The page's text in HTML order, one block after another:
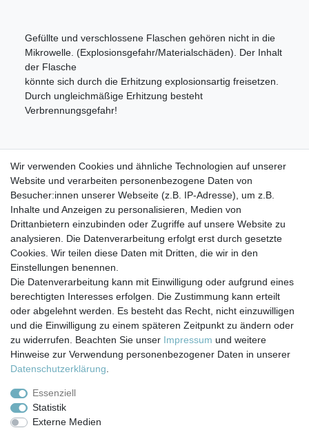
Gefüllte und verschlossene Flaschen gehören nicht in die
Mikrowelle. (Explosionsgefahr/Materialschäden). Der Inhalt
der Flasche
könnte sich durch die Erhitzung explosionsartig freisetzen.
Durch ungleichmäßige Erhitzung besteht
Verbrennungsgefahr!
Flaschen nicht isoliert sind. Die Flaschen selbst halten
höhere Temperaturen
aus, allerdings besteht bei heißen Getränken
Verbrennungsgefahr.
Impressum Daten­schutz­erklärung AGB
Barrierefreiheitserklärung Widerrufs­recht
Versand- & Zahlungsbedingungen
Wir verwenden Cookies und ähnliche Technologien auf unserer
Website und verarbeiten personenbezogene Daten von
Besucher:innen unserer Webseite (z.B. IP-Adresse), um z.B.
Inhalte und Anzeigen zu personalisieren, Medien von
Drittanbietern einzubinden oder Zugriffe auf unsere Website zu
analysieren. Die Datenverarbeitung erfolgt erst durch gesetzte
Cookies. Wir teilen diese Daten mit Dritten, die wir in den
Einstellungen benennen.
Die Datenverarbeitung kann mit Einwilligung oder aufgrund eines
berechtigten Interesses erfolgen. Die Zustimmung kann erteilt
oder abgelehnt werden. Es besteht das Recht, nicht einzuwilligen
und die Einwilligung zu einem späteren Zeitpunkt zu ändern oder
zu widerrufen. Beachten Sie unser Impressum und weitere
Hinweise zur Verwendung personenbezogener Daten in unserer
Daten­schutz­erklärung
Essenziell
Statistik
Externe Medien